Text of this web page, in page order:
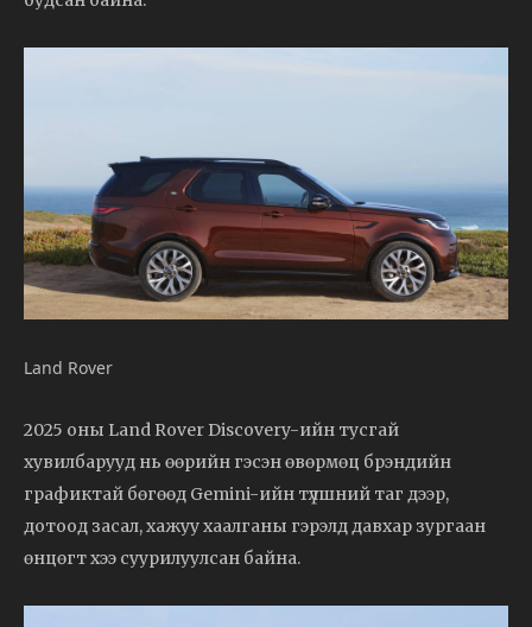
Land Rover
2025 оны Land Rover Discovery-ийн тусгай
хувилбарууд нь өөрийн гэсэн өвөрмөц брэндийн
графиктай бөгөөд Gemini-ийн түлшний таг дээр,
дотоод засал, хажуу хаалганы гэрэлд давхар зургаан
өнцөгт хээ суурилуулсан байна.